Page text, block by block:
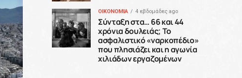
ΟΙΚΟΝΟΜΙΑ 4 εβδομάδες ago
Σύνταξη στα… 66 και 44
χρόνια δουλειάς; Το
ασφαλιστικό «ναρκοπέδιο»
που πλησιάζει και η αγωνία
χιλιάδων εργαζομένων